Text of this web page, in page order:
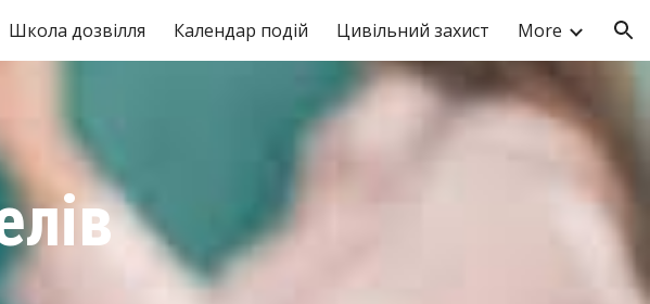
Skip to navigation
Школа дозвілля Календар подій Цивільний захист More